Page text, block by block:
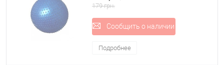
179 грн.
Сообщить о наличии
Подробнее